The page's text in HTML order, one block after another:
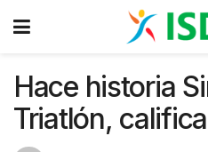
Hace historia
Triatlón,